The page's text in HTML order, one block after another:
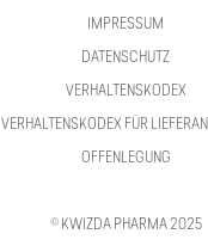
IMPRESSUM
DATENSCHUTZ
VERHALTENSKODEX
VERHALTENSKODEX FÜR
OFFENLEGUNG
© KWIZDA PHARMA 2025